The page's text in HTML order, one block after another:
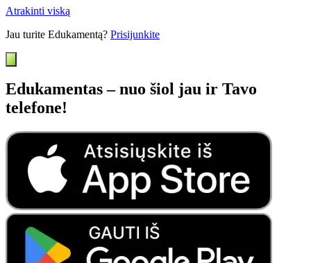
Atrakinti viską
Jau turite Edukamentą? Prisijunkite
Edukamentas – nuo šiol jau ir Tavo
telefone!